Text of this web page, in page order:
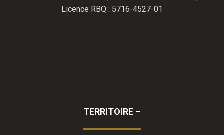
Licence RBQ : 5716-4527-01
TERRITOIRE –